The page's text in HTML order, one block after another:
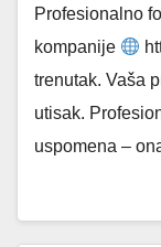
Profesionalno
kompanije
trenutak. Vaša
utisak.
uspomena –